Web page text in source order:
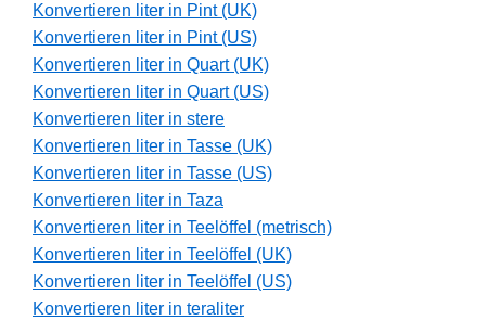
Konvertieren liter in Pint (UK)
Konvertieren liter in Pint (US)
Konvertieren liter in Quart (UK)
Konvertieren liter in Quart (US)
Konvertieren liter in stere
Konvertieren liter in Tasse (UK)
Konvertieren liter in Tasse (US)
Konvertieren liter in Taza
Konvertieren liter in Teelöffel (metrisch)
Konvertieren liter in Teelöffel (UK)
Konvertieren liter in Teelöffel (US)
Konvertieren liter in teraliter